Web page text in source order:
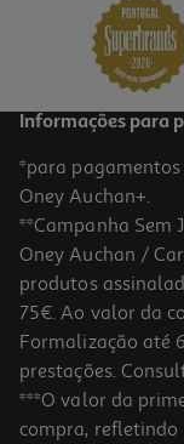
Cabo De
7.99 €/un
Informações para
*para
Oney Auchan+.
**Campanha Sem
Oney Auchan /
produtos
75€. Ao valor da
Formalização até
prestações.
***O valor da
compra,